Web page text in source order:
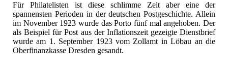
Für Philatelisten ist diese schlimme Zeit aber eine der
spannensten Perioden in der deutschen Postgeschichte. Allein
im November 1923 wurde das Porto fünf mal angehoben. Der
als Beispiel für Post aus der Inflationszeit gezeigte Dienstbrief
wurde am 1. September 1923 vom Zollamt in Löbau an die
Oberfinanzkasse Dresden gesandt.